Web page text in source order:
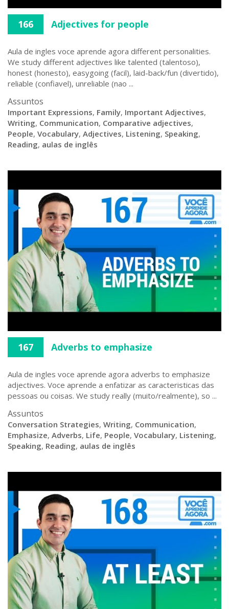
166 Adjectives for people
Aula de ingles voce aprende agora different personalities.
We study different adjectives like talented (talentoso),
honest (honesto), easygoing (facil), laid-back/fun (divertido),
reliable (confiavel), unreliable (nao ...
Assuntos
Important Expressions, Family, Important Adjectives,
Writing, Communication, Comparative adjectives,
People, Vocabulary, Adjectives, Listening, Speaking,
Reading, aulas de inglês
167 Adverbs to emphasize
Aula de ingles voce aprende agora adverbs to emphasize
adjectives. Voce aprende a enfatizar as caracteristicas das
pessoas ou coisas. We study really (muito/realmente), so ...
Assuntos
Conversation Strategies, Writing, Communication,
Emphasize, Adverbs, Life, People, Vocabulary, Listening,
Speaking, Reading, aulas de inglês